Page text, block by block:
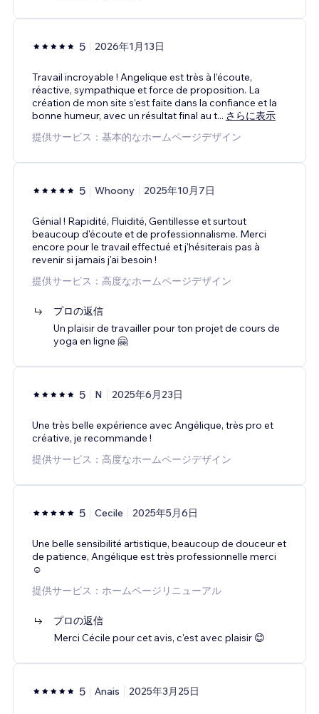
5 2026年1月13日
Travail incroyable ! Angelique est très à l’écoute,
réactive, sympathique et force de proposition. La
création de mon site s’est faite dans la confiance et la
bonne humeur, avec un résultat final au t... さらに表示
提供サービス：基本的なホームページデザイン
5 Whoony 2025年10月7日
Génial ! Rapidité, Fluidité, Gentillesse et surtout
beaucoup d'écoute et de professionnalisme. Merci
encore pour le travail effectué et j'hésiterais pas à
revenir si jamais j'ai besoin !
提供サービス：高度なホームページデザイン
プロの返信
Un plaisir de travailler pour ton projet de cours de
yoga en ligne 🤗
5 N 2025年6月23日
Une très belle expérience avec Angélique, très pro et
créative, je recommande !
提供サービス：高度なホームページデザイン
5 Cecile 2025年5月6日
Une belle sensibilité artistique, beaucoup de douceur et
de patience, Angélique est très professionnelle merci
☺️
提供サービス：ホームページリニューアル
プロの返信
Merci Cécile pour cet avis, c'est avec plaisir 😊
5 Anais 2025年3月25日